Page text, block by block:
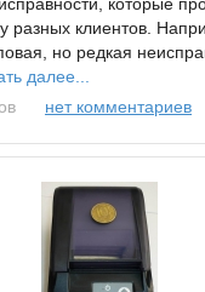
разных клиентов.
но редкая
далее...
нет комментариев